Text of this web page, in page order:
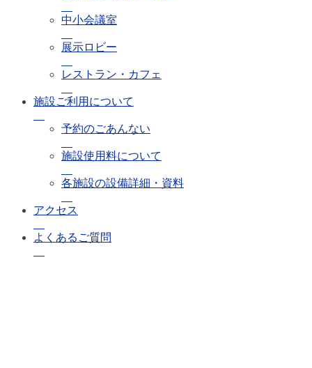
中小会議室
展示ロビー
レストラン・カフェ
施設ご利用について
予約のごあんない
施設使用料について
各施設の設備詳細・資料
アクセス
よくあるご質問